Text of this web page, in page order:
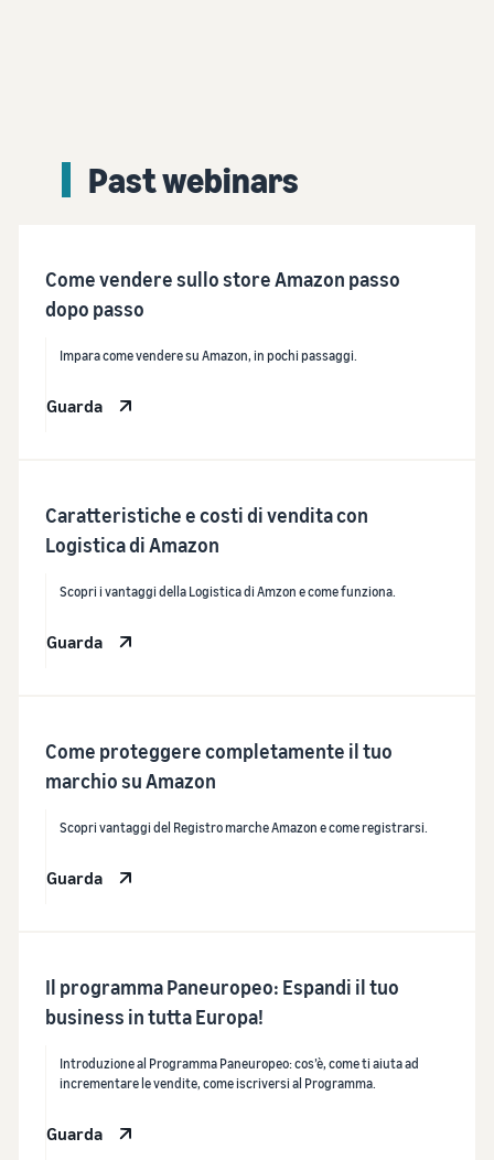
Past webinars
Come vendere sullo store Amazon passo
dopo passo
Impara come vendere su Amazon, in pochi passaggi.
Guarda
Caratteristiche e costi di vendita con
Logistica di Amazon
Scopri i vantaggi della Logistica di Amzon e come funziona.
Guarda
Come proteggere completamente il tuo
marchio su Amazon
Scopri vantaggi del Registro marche Amazon e come registrarsi.
Guarda
Il programma Paneuropeo: Espandi il tuo
business in tutta Europa!
Introduzione al Programma Paneuropeo: cos’è, come ti aiuta ad
incrementare le vendite, come iscriversi al Programma.
Guarda